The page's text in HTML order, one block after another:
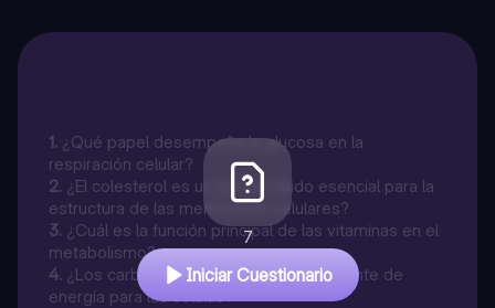
1. ¿Qué papel desempeña la glucosa en la
respiración celular?
2. ¿El colesterol es un tipo de lípido esencial para la
estructura de las membranas celulares?
3. ¿Cuál es la función principal de las vitaminas en el
metabolismo?
4. ¿Los carbohidratos son la principal fuente de
energía para las células?
7
Iniciar Cuestionario